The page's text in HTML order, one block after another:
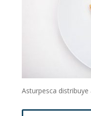
Asturpesca distribuye